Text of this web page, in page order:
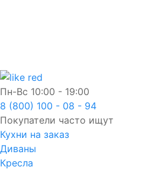
Пн-Вс 10:00 - 19:00
8 (800) 100 - 08 - 94
Покупатели часто ищут
Кухни на заказ
Диваны
Кресла